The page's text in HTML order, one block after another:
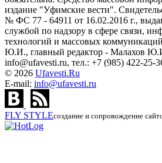
издание "Уфимские вести".
№ ФС 77 - 64911 от 16.02.2016 г.,
службой по надзору в сфере связи,
технологий и массовых
Ю.И., главный редактор - Малахов
info@ufavesti.ru, тел.: +7 (985) 422-25-
© 2026 Ufavesti.Ru
E-mail: info@ufavesti.ru
FLY STYLEсоздание и сопровождение